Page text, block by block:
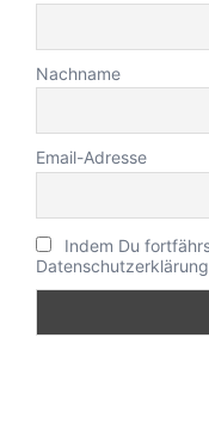
Nachname
Email-Adresse
Indem Du